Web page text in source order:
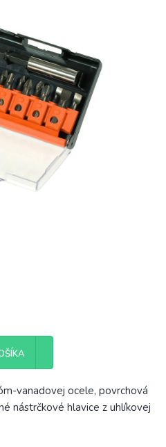
vanadovej ocele, povrchová
nástrčkové hlavice z uhlíkovej